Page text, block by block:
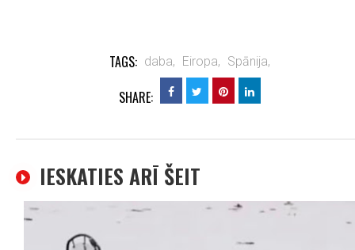
TAGS: daba, Eiropa, Spānija,
SHARE:
IESKATIES ARĪ ŠEIT